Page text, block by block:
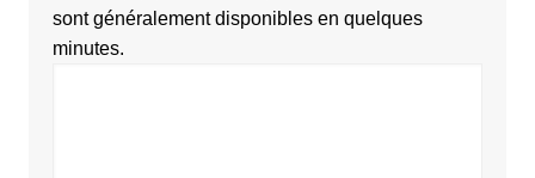
sont généralement disponibles en quelques
minutes.